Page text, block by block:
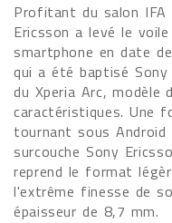
Profitant du salon
Ericsson a levé le
smartphone en date
qui a été baptisé Sony
du Xperia Arc,
caractéristiques. Une
tournant sous Android
surcouche Sony
reprend le format
l'extrême finesse de
épaisseur de 8,7 mm.